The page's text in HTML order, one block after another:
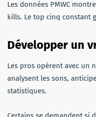
Les données PMWC
kills. Le top cinq constant
Développer un
Les pros opèrent avec un
analysent les sons,
statistiques.